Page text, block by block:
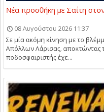
Νέα προσθήκη με Σαΐτη
08 Αυγούστου 2026 11:37
Σε μία ακόμη κίνηση με το
Απόλλων Λάρισας, αποκτώντας
ποδοσφαιριστής έχε...